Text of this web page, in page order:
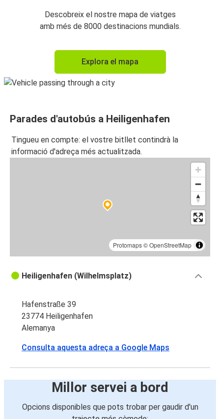
Descobreix el nostre mapa de viatges
amb més de 8000 destinacions mundials.
Explora el mapa
Parades d'autobús a Heiligenhafen
Tingueu en compte: el vostre bitllet contindrà la
informació d'adreça més actualitzada.
Protomaps©OpenStreetMap
Heiligenhafen (Wilhelmsplatz)
Hafenstraße 39
23774 Heiligenhafen
Alemanya
Consulta aquesta adreça a Google Maps
Millor servei a bord
Opcions disponibles que pots trobar per gaudir d'un